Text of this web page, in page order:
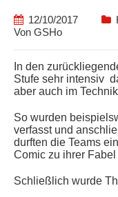
12/10/2017
Von GSHo
In den
Stufe sehr intensiv
aber auch im
So wurden
verfasst und
durften die Teams
Comic zu ihrer Fabel
Schließlich wurde